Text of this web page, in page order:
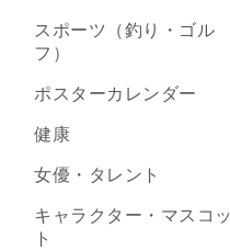
スポーツ（釣り・ゴル
フ）
ポスターカレンダー
健康
女優・タレント
キャラクター・マスコッ
ト